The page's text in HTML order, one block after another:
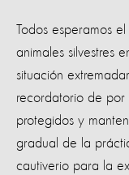
Todos esperamos
animales silvestres
situación
recordatorio de por
protegidos y
gradual de la
cautiverio para la